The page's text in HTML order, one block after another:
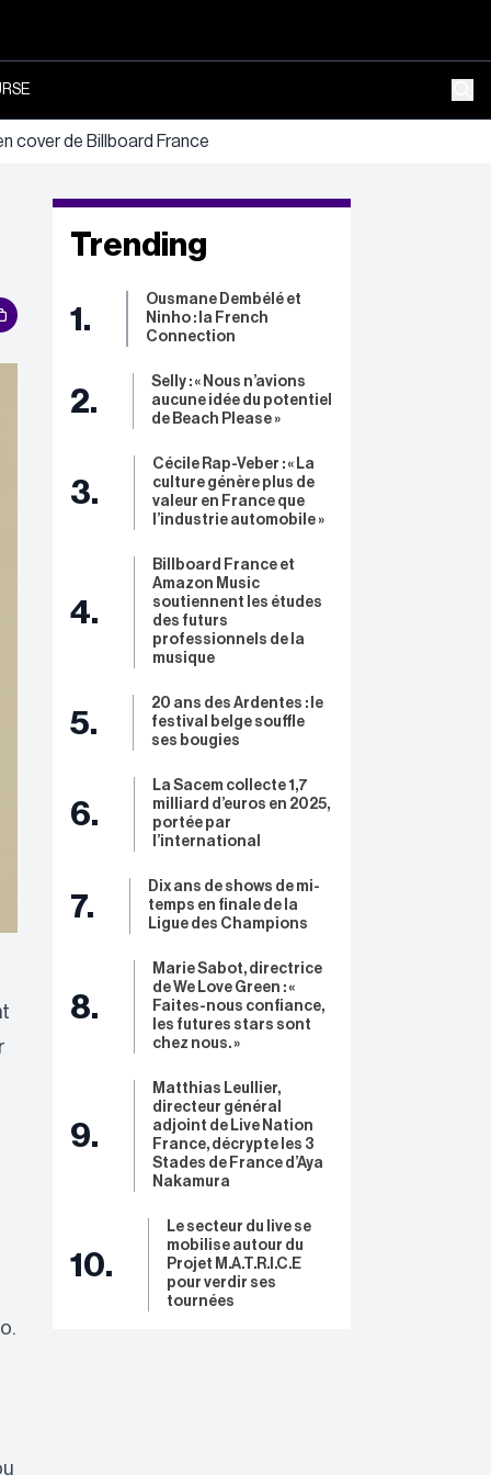
cover de Billboard France
Trending
1.
Ousmane Dembélé et
Ninho : la French
Connection
2.
Selly : « Nous n’avions
aucune idée du potentiel
de Beach Please »
3.
Cécile Rap-Veber : « La
culture génère plus de
valeur en France que
l’industrie automobile »
4.
Billboard France et
Amazon Music
soutiennent les études
des futurs
professionnels de la
musique
5.
20 ans des Ardentes : le
festival belge souffle
ses bougies
6.
La Sacem collecte 1,7
milliard d’euros en 2025,
portée par
l’international
7.
Dix ans de shows de mi-
temps en finale de la
Ligue des Champions
8.
Marie Sabot, directrice
de We Love Green : «
Faites-nous confiance,
les futures stars sont
chez nous. »
9.
Matthias Leullier,
directeur général
adjoint de Live Nation
France, décrypte les 3
Stades de France d’Aya
Nakamura
10.
Le secteur du live se
mobilise autour du
Projet M.A.T.R.I.C.E
pour verdir ses
tournées